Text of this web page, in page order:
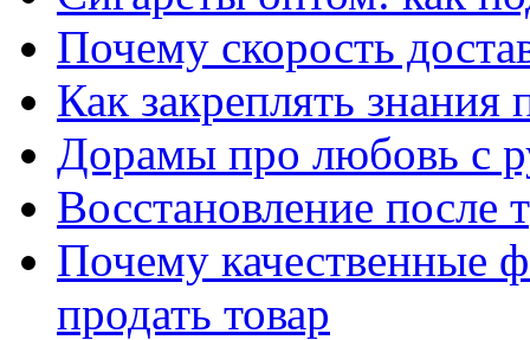
Почему скорость
Как закреплять знания
Дорамы про любовь с
Восстановление после
Почему качественные
продать товар